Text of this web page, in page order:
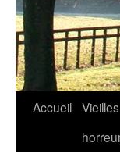
Accueil Vieilles